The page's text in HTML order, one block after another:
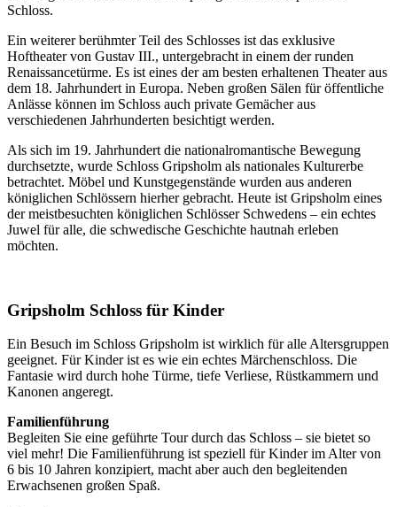
Schloss.
Ein weiterer berühmter Teil des Schlosses ist das exklusive
Hoftheater von Gustav III., untergebracht in einem der runden
Renaissancetürme. Es ist eines der am besten erhaltenen Theater aus
dem 18. Jahrhundert in Europa. Neben großen Sälen für öffentliche
Anlässe können im Schloss auch private Gemächer aus
verschiedenen Jahrhunderten besichtigt werden.
Als sich im 19. Jahrhundert die nationalromantische Bewegung
durchsetzte, wurde Schloss Gripsholm als nationales Kulturerbe
betrachtet. Möbel und Kunstgegenstände wurden aus anderen
königlichen Schlössern hierher gebracht. Heute ist Gripsholm eines
der meistbesuchten königlichen Schlösser Schwedens – ein echtes
Juwel für alle, die schwedische Geschichte hautnah erleben
möchten.
Gripsholm Schloss für Kinder
Ein Besuch im Schloss Gripsholm ist wirklich für alle Altersgruppen
geeignet. Für Kinder ist es wie ein echtes Märchenschloss. Die
Fantasie wird durch hohe Türme, tiefe Verliese, Rüstkammern und
Kanonen angeregt.
Familienführung
Begleiten Sie eine geführte Tour durch das Schloss – sie bietet so
viel mehr! Die Familienführung ist speziell für Kinder im Alter von
6 bis 10 Jahren konzipiert, macht aber auch den begleitenden
Erwachsenen großen Spaß.